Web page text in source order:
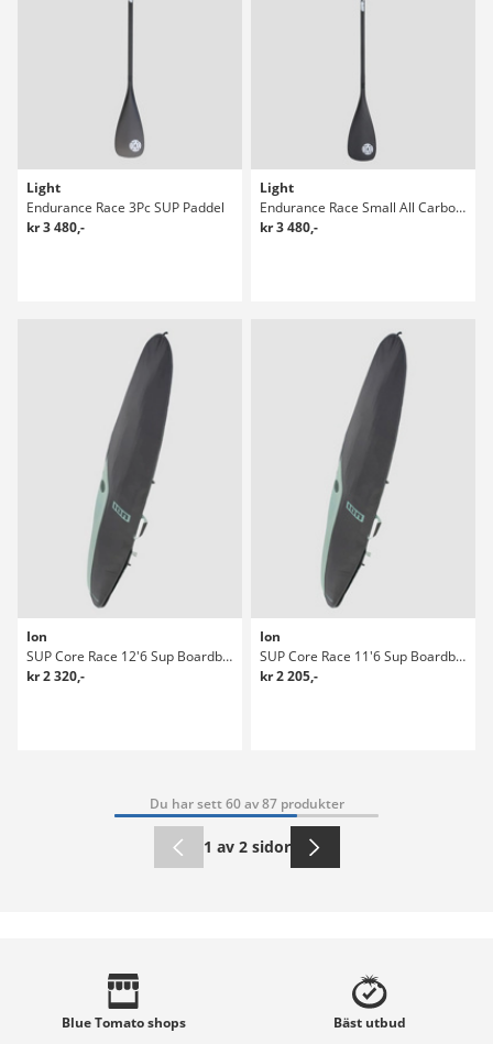
Light
Endurance Race 3Pc SUP Paddel
kr 3 480,-
Light
Endurance Race Small All Carbon Fixed SUP Paddel
kr 3 480,-
Ion
SUP Core Race 12'6 Sup Boardbag
kr 2 320,-
Ion
SUP Core Race 11'6 Sup Boardbag
kr 2 205,-
Du har sett 60 av 87 produkter
1 av 2 sidor
Blue Tomatoshops Bäst utbud